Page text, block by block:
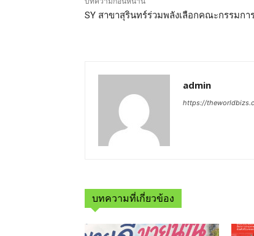
SY สาขาสุรินทร์ร่วมพลังเลือกคณะกรรมกา
admin
https://
บทความที่เกี่ยวข้อง